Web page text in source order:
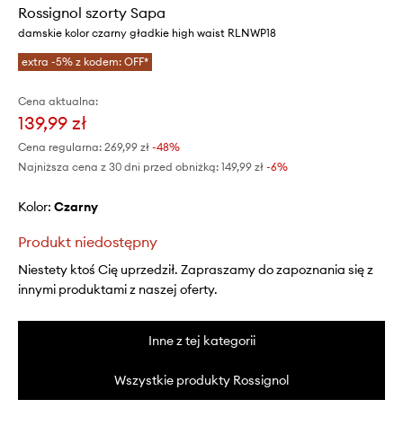
Rossignol szorty Sapa
damskie kolor czarny gładkie high waist RLNWP18
extra -5% z kodem: OFF*
Cena aktualna:
139,99 zł
Cena regularna: 269,99 zł -48%
Najniższa cena z 30 dni przed obniżką: 149,99 zł -6%
Kolor: czarny
Produkt niedostępny
Niestety ktoś Cię uprzedził. Zapraszamy do zapoznania się z
innymi produktami z naszej oferty.
Inne z tej kategorii
Wszystkie produkty Rossignol